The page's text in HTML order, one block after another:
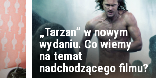
„Tarzan” w nowym
wydaniu. Co wiemy
na temat
nadchodzącego filmu?